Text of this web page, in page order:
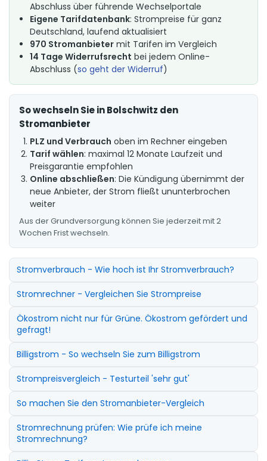
Abschluss über führende Wechselportale
Eigene Tarifdatenbank: Strompreise für ganz
Deutschland, laufend aktualisiert
970 Stromanbieter mit Tarifen im Vergleich
14 Tage Widerrufsrecht bei jedem Online-
Abschluss (so geht der Widerruf)
So wechseln Sie in Bolschwitz den
Stromanbieter
PLZ und Verbrauch oben im Rechner eingeben
Tarif wählen: maximal 12 Monate Laufzeit und
Preisgarantie empfohlen
Online abschließen: Die Kündigung übernimmt der
neue Anbieter, der Strom fließt ununterbrochen
weiter
Aus der Grundversorgung können Sie jederzeit mit 2
Wochen Frist wechseln.
Stromverbrauch - Wie hoch ist Ihr Stromverbrauch?
Stromrechner - Vergleichen Sie Strompreise
Ökostrom nicht nur für Grüne. Ökostrom gefördert und
gefragt!
Billigstrom - So wechseln Sie zum Billigstrom
Strompreisvergleich - Testurteil 'sehr gut'
So machen Sie den Stromanbieter-Vergleich
Stromrechnung prüfen: Wie prüfe ich meine
Stromrechnung?